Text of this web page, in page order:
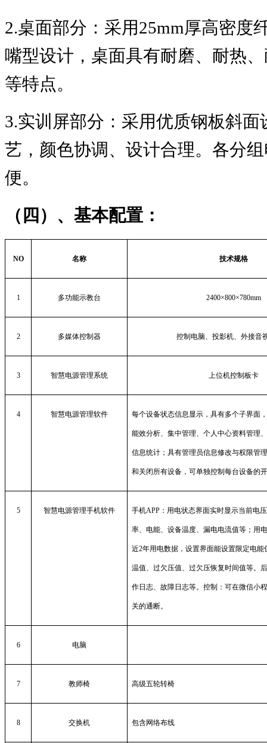
2.桌面部分：采用25mm厚高密度
嘴型设计，桌面具有耐磨、耐热
等特点。
3.实训屏部分：采用优质钢板斜
艺，颜色协调、设计合理。各分
便。
（四）、基本配置：
NO 名称 技术规格
1 多功能示教台 2400×800×780mm
2 多媒体控制器 控制电脑、投影机、外接音
3 智慧电源管理系统 上位机控制板卡
4 智慧电源管理软件 每个设备状态信息显示，具有多个子界面
能效分析、集中管理、个人中心资料管理
信息统计；具有管理员信息修改与权限管
和关闭所有设备，可单独控制每台设备的
5 智慧电源管理手机软件 手机APP ：用电状态界面实时显示当前电
率、电能、设备温度、漏电电流值等；用
近2年用电数据，设置界面能设置限定电能
温值、过欠压值、过欠压恢复时间值等。
作日志、故障日志等。控制：可在微信小
关的通断。
6 电脑
7 教师椅 高级五轮转椅
8 交换机 包含网络布线